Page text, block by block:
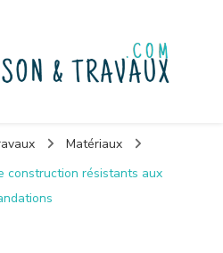
Matériaux
construction résistants aux